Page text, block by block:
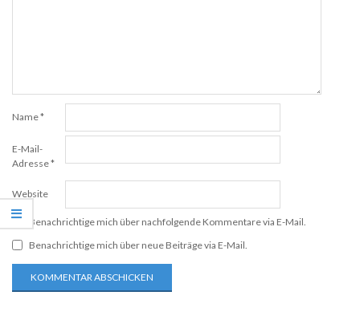
Name*
E-Mail-
Adresse*
Website
Benachrichtige mich über nachfolgende Kommentare via E-Mail.
Benachrichtige mich über neue Beiträge via E-Mail.